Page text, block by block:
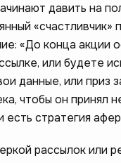
давить на
«счастливчик»
«До конца акции
или будете
данные, или приз
чтобы он принял
стратегия
рассылок или